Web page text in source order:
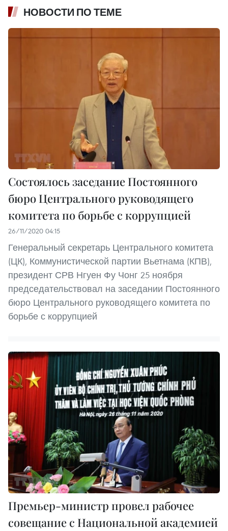
НОВОСТИ ПО ТЕМЕ
Состоялось заседание Постоянного
бюро Центрального руководящего
комитета по борьбе с коррупцией
26/11/2020 04:15
Генеральный секретарь Центрального комитета
(ЦК), Коммунистической партии Вьетнама (КПВ),
президент СРВ Нгуен Фу Чонг 25 ноября
председательствовал на заседании Постоянного
бюро Центрального руководящего комитета по
борьбе с коррупцией
Премьер-министр провел рабочее
совещание с Национальной академией